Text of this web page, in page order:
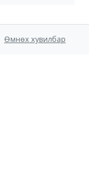
Өмнөх хувилбар